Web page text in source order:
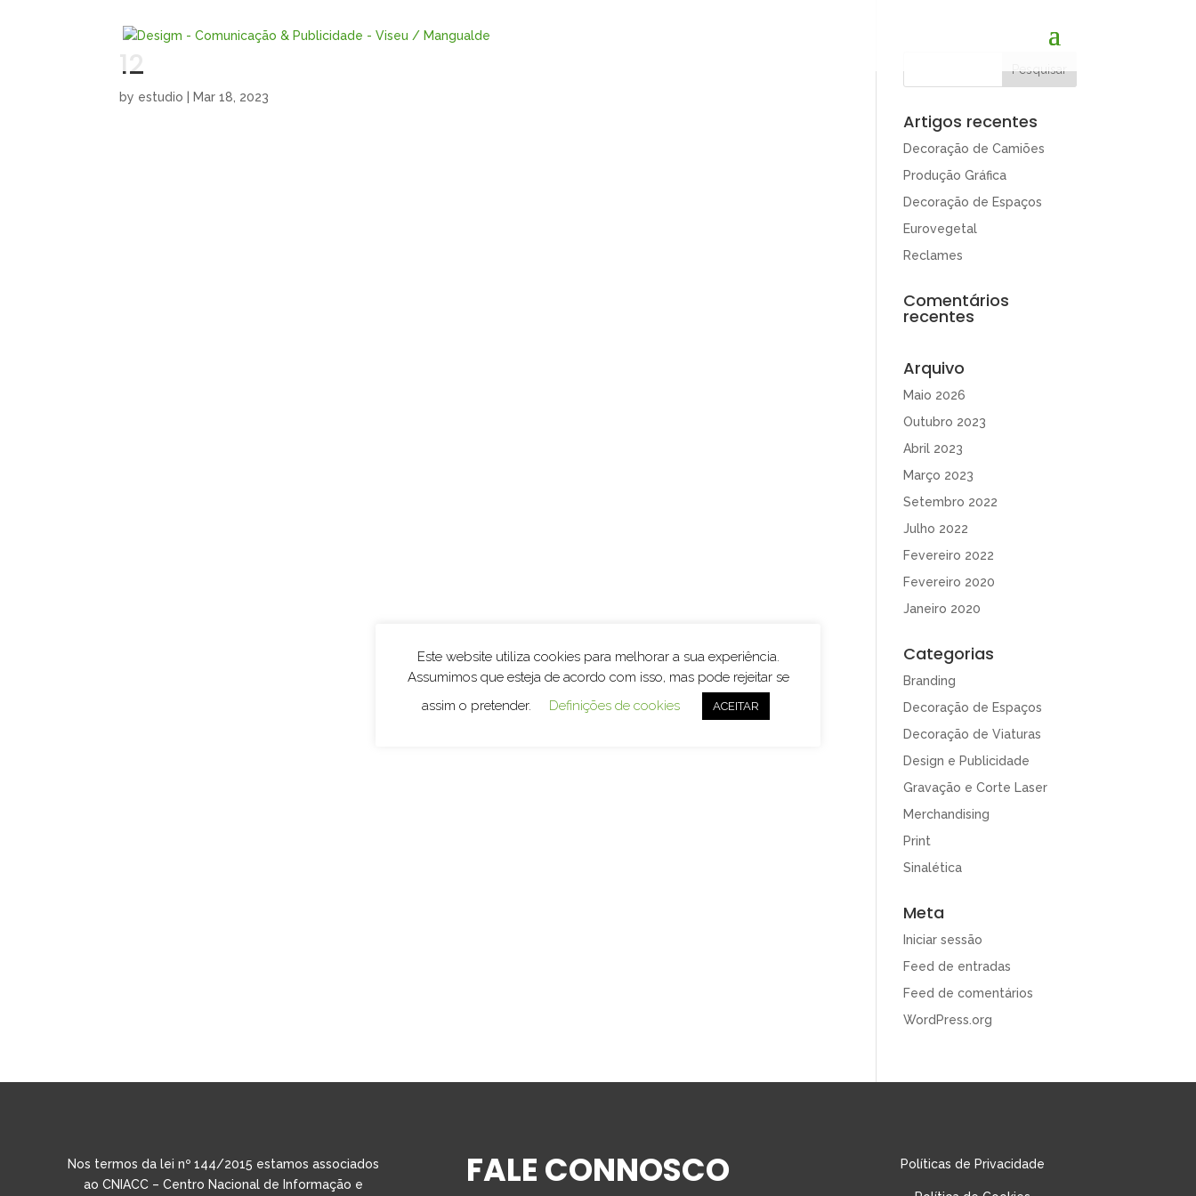
12
by estudio Mar 18, 2023
Artigos recentes
Decoração de Camiões
Produção Gráfica
Decoração de Espaços
Eurovegetal
Reclames
Comentários
recentes
Arquivo
Maio 2026
Outubro 2023
Abril 2023
Março 2023
Setembro 2022
Julho 2022
Fevereiro 2022
Fevereiro 2020
Janeiro 2020
Categorias
Branding
Decoração de Espaços
Decoração de Viaturas
Design e Publicidade
Gravação e Corte Laser
Merchandising
Print
Sinalética
Meta
Iniciar sessão
Feed de entradas
Feed de comentários
WordPress.org
Nos termos da lei nº 144/2015 estamos associados
ao CNIACC – Centro Nacional de Informação e
FALE CONNOSCO Políticas de Privacidade
Este website utiliza cookies para melhorar a sua experiência.
Assumimos que esteja de acordo com isso, mas pode rejeitar se
assim o pretender.
Definições de cookies ACEITAR